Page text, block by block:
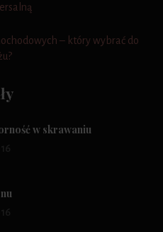
– który wybrać do
w skrawaniu